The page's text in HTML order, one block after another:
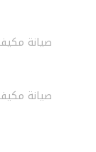
صيانة
صيانة